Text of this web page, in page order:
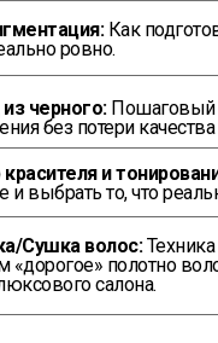
Сушка волос:
«дорогое» полотно
салона.
и
и выбрать то, что
черного: Пошаговый
без потери
Как
ровно.